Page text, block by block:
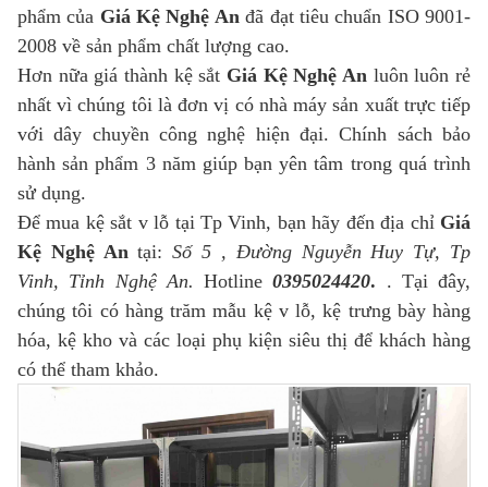
phẩm của Giá Kệ Nghệ Anđã đạt tiêu chuẩn ISO 9001-
2008 về sản phẩm chất lượng cao.
Hơn nữa giá thành kệ sắt Giá Kệ Nghệ An luôn luôn rẻ
nhất vì chúng tôi là đơn vị có nhà máy sản xuất trực tiếp
với dây chuyền công nghệ hiện đại. Chính sách bảo
hành sản phẩm 3 năm giúp bạn yên tâm trong quá trình
sử dụng.
Để mua kệ sắt v lỗ tại Tp Vinh, bạn hãy đến địa chỉ Giá
Kệ Nghệ Antại:Số 5 , Đường Nguyễn Huy Tự, Tp
Vinh, Tỉnh Nghệ An. Hotline 0395024420. . Tại đây,
chúng tôi có hàng trăm mẫu kệ v lỗ, kệ trưng bày hàng
hóa, kệ kho và các loại phụ kiện siêu thị để khách hàng
có thể tham khảo.